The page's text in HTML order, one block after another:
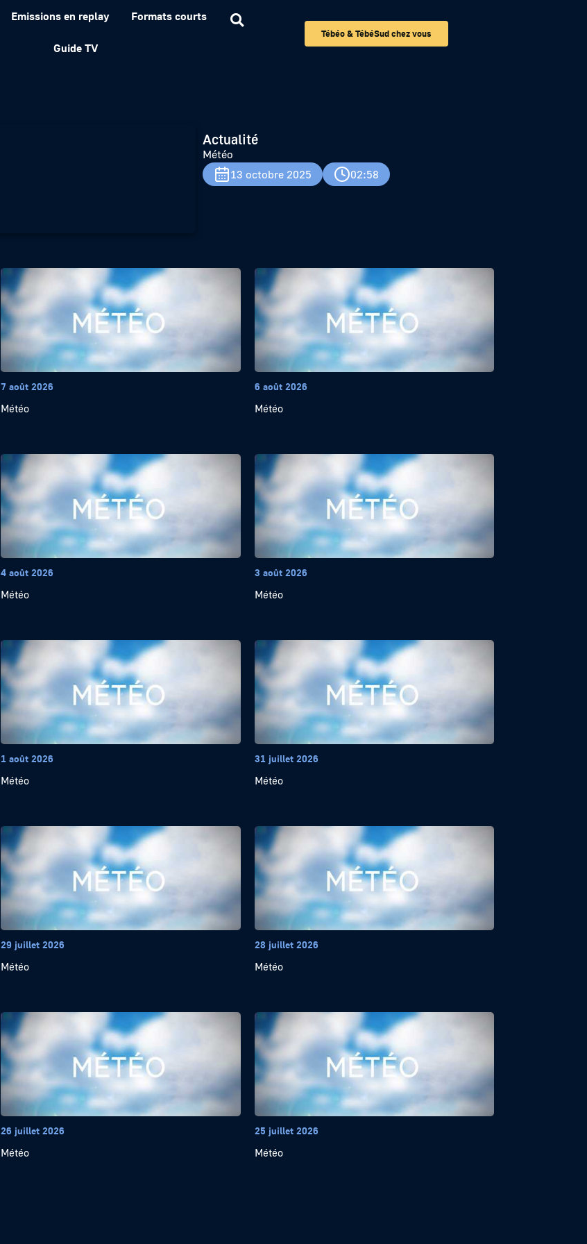
Emissions en replay Formats courts
Guide TV
Tébéo & TébéSud chez vous
Actualité
Météo
13 octobre 2025
02:58
7 août 2026
Météo
6 août 2026
Météo
4 août 2026
Météo
3 août 2026
Météo
1 août 2026
Météo
31 juillet 2026
Météo
29 juillet 2026
Météo
28 juillet 2026
Météo
26 juillet 2026
Météo
25 juillet 2026
Météo